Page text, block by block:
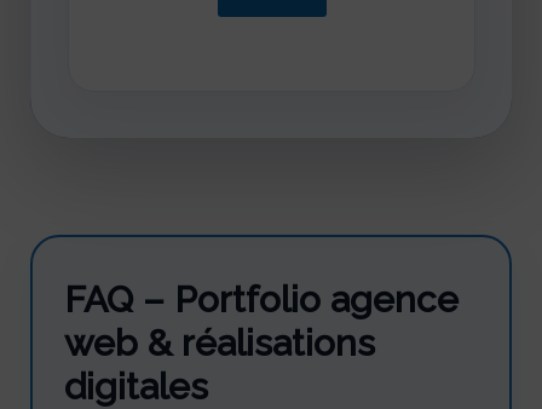
FAQ – Portfolio agence
web & réalisations
digitales